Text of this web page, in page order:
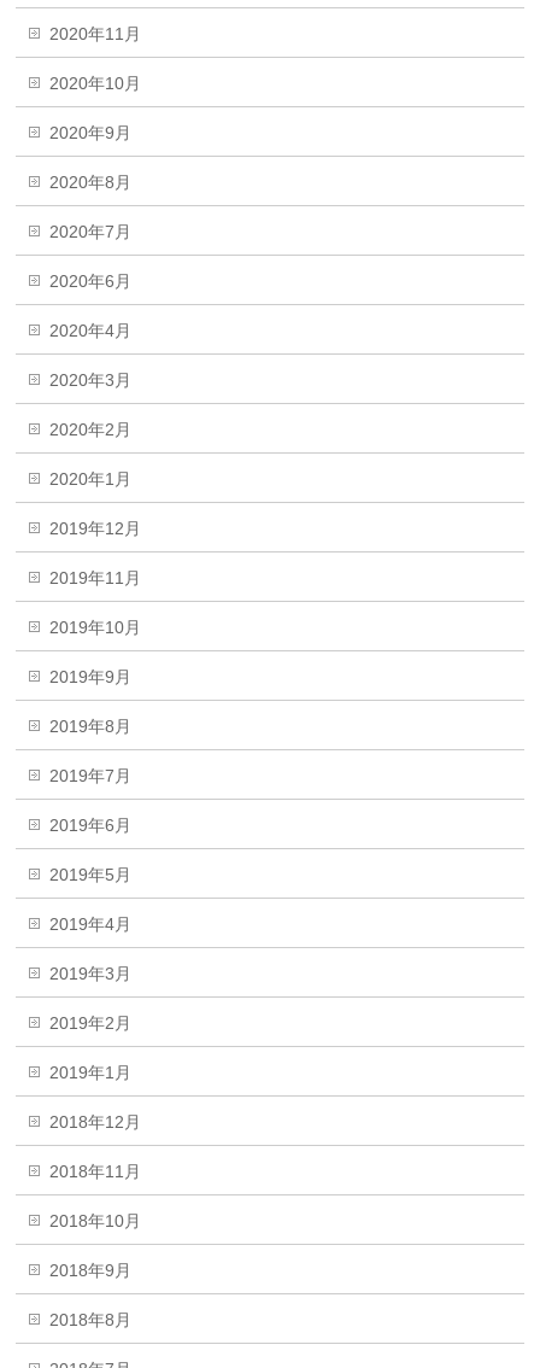
2020年11月
2020年10月
2020年9月
2020年8月
2020年7月
2020年6月
2020年4月
2020年3月
2020年2月
2020年1月
2019年12月
2019年11月
2019年10月
2019年9月
2019年8月
2019年7月
2019年6月
2019年5月
2019年4月
2019年3月
2019年2月
2019年1月
2018年12月
2018年11月
2018年10月
2018年9月
2018年8月